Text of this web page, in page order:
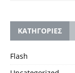
KΑΤΗΓΟΡΙΕΣ
Flash